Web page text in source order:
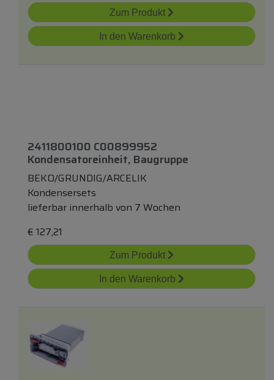
Zum Produkt
In den Warenkorb
2411800100 C00899952
Kondensatoreinheit, Baugruppe
BEKO/GRUNDIG/ARCELIK
Kondensersets
lieferbar innerhalb von 7 Wochen
€ 127,21
Zum Produkt
In den Warenkorb